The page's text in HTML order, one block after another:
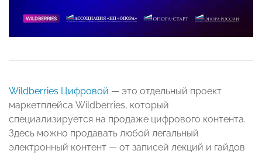
Wildberries Цифровой — это отдельный проект
маркетплейса Wildberries, который
специализируется на продаже цифрового контента.
Здесь можно продавать любой легальный
электронный контент — от записей лекций и гайдов